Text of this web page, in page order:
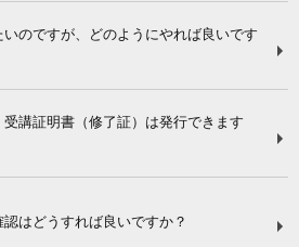
のですが、どのようにやれば良いです
講証明書（修了証）は発行できます
はどうすれば良いですか？